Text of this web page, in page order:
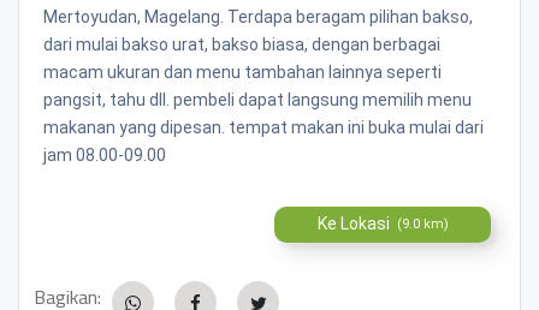
Mertoyudan, Magelang. Terdapa beragam pilihan bakso,
dari mulai bakso urat, bakso biasa, dengan berbagai
macam ukuran dan menu tambahan lainnya seperti
pangsit, tahu dll. pembeli dapat langsung memilih menu
makanan yang dipesan. tempat makan ini buka mulai dari
jam 08.00-09.00
Ke Lokasi (9.0 km)
Bagikan: